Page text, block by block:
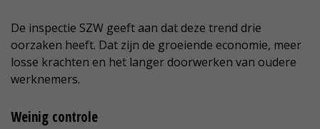
De inspectie SZW geeft aan dat deze trend drie
oorzaken heeft. Dat zijn de groeiende economie, meer
losse krachten en het langer doorwerken van oudere
werknemers.
Weinig controle